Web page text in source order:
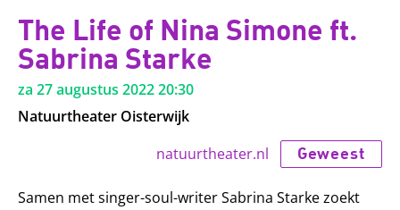
The Life of Nina Simone ft.
Sabrina Starke
za 27 augustus 202220:30
Natuurtheater Oisterwijk
natuurtheater.nl
Geweest
Samen met singer-soul-writer Sabrina Starke zoekt